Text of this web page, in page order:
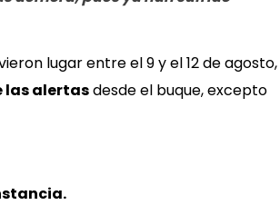
lugar entre el 9 y el 12 de agosto,
las alertasdesde el buque, excepto